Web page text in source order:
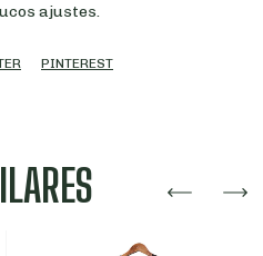
ajustes.
PINTEREST